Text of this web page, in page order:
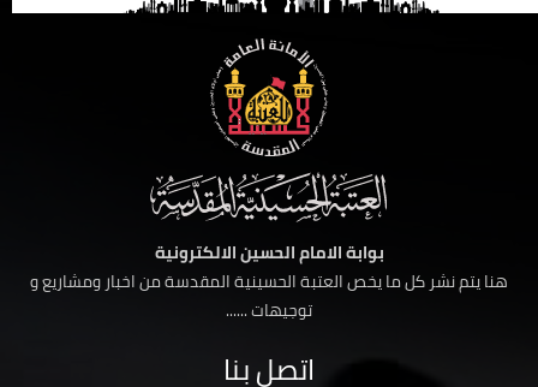
بوابة الامام الحسين الالكترونية
هنا يتم نشر كل ما يخص العتبة الحسينية المقدسة من اخبار ومشاريع و
توجيهات ......
اتصل بنا